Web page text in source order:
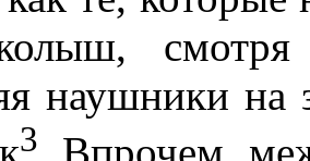
смотря
наушники на
3 . Впрочем,